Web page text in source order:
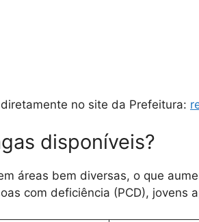
no site da Prefeitura:
disponíveis?
áreas bem diversas, o que
com deficiência (PCD), jovens